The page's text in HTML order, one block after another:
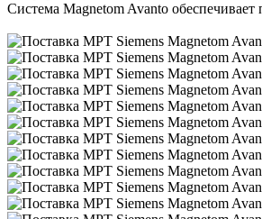
Система Magnetom Avanto